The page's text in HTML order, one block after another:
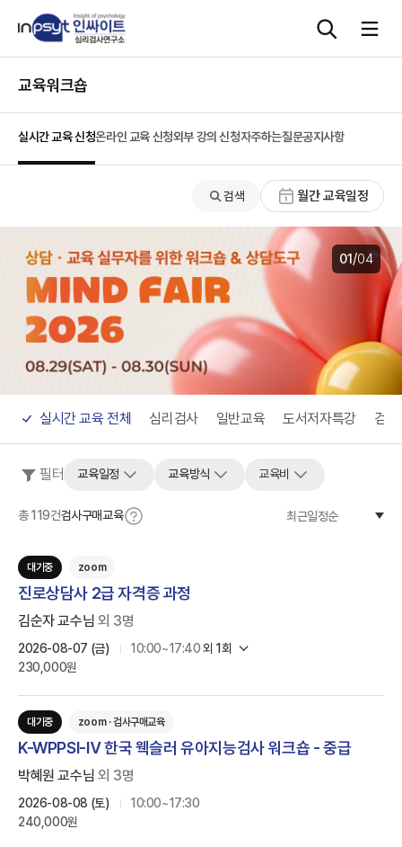
본문으로 바로가기
상담도구
단체검사
교육워크숍
실시간 교육 신청온라인 교육 신청외부 강의 신청자주하는질문공지사항
검색 월간 교육일정
02/04
실시간 교육 전체 심리검사 일반교육 도서저자특강 검
필터 교육일정 교육방식 교육비
총119건검사구매교육 최근일정순
대기중 zoom
진로상담사 2급 자격증 과정
김순자 교수님 외 3명
2026-08-07 (금) 10:00~17:40외 1회
230,000원
대기중 zoom · 검사구매교육
K-WPPSI-Ⅳ 한국 웩슬러 유아지능검사 워크숍 - 중급
박혜원 교수님 외 3명
2026-08-08 (토)
10:00~17:30
240,000원